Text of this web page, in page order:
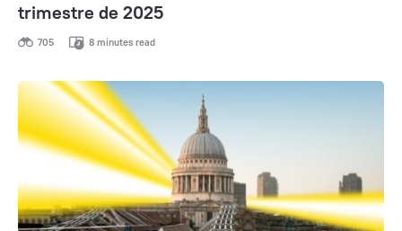
trimestre de 2025
705 8 minutes read